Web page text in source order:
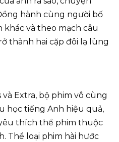
hành cùng người bố
khác và theo mạch câu
thành hai cặp đôi lạ lùng
Extra, bộ phim vô cùng
học tiếng Anh hiệu quả,
thích thể phim thuộc
Thể loại phim hài hước